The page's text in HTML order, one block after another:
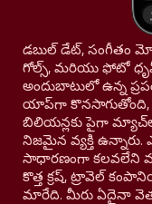
డబుల్ డేట్, సంగీతం
గోల్స్, మరియు ఫోటో
అందుబాటులో ఉన్న
యాప్‌గా కొనసాగుతోంది,
బిలియన్లకు పైగా
నిజమైన వ్యక్తి ఉన్నారు.
సాధారణంగా కలవలేని
కొత్త క్రష్, ట్రావెల్
మారేది. మీరు ఏదైనా